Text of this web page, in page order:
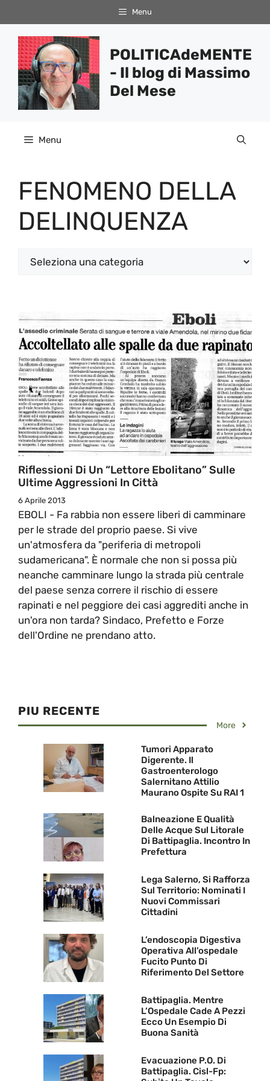
al
contenuto
Menu
POLITICAdeMENTE
- Il blog di Massimo
Del Mese
Menu
FENOMENO DELLA
DELINQUENZA
Categorie
Riflessioni Di Un “Lettore Ebolitano” Sulle
Ultime Aggressioni In Città
6 Aprile 2013
EBOLI - Fa rabbia non essere liberi di camminare
per le strade del proprio paese. Si vive
un'atmosfera da "periferia di metropoli
sudamericana". È normale che non si possa più
neanche camminare lungo la strada più centrale
del paese senza correre il rischio di essere
rapinati e nel peggiore dei casi aggrediti anche in
un'ora non tarda? Sindaco, Prefetto e Forze
dell'Ordine ne prendano atto.
PIU RECENTE
More
Tumori Apparato
Digerente. Il
Gastroenterologo
Salernitano Attilio
Maurano Ospite Su RAI 1
Balneazione E Qualità
Delle Acque Sul Litorale
Di Battipaglia. Incontro In
Prefettura
Lega Salerno, Si Rafforza
Sul Territorio: Nominati I
Nuovi Commissari
Cittadini
L’endoscopia Digestiva
Operativa All’ospedale
Fucito Punto Di
Riferimento Del Settore
Battipaglia. Mentre
L’Ospedale Cade A Pezzi
Ecco Un Esempio Di
Buona Sanità
Evacuazione P.O. Di
Battipaglia. Cisl-Fp: